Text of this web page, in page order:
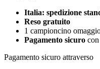
Italia: spedizione
Reso gratuito
1 campioncino
Pagamento sicuro
Pagamento sicuro attraverso